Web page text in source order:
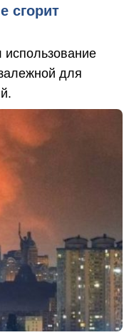
сгорит
использование
для